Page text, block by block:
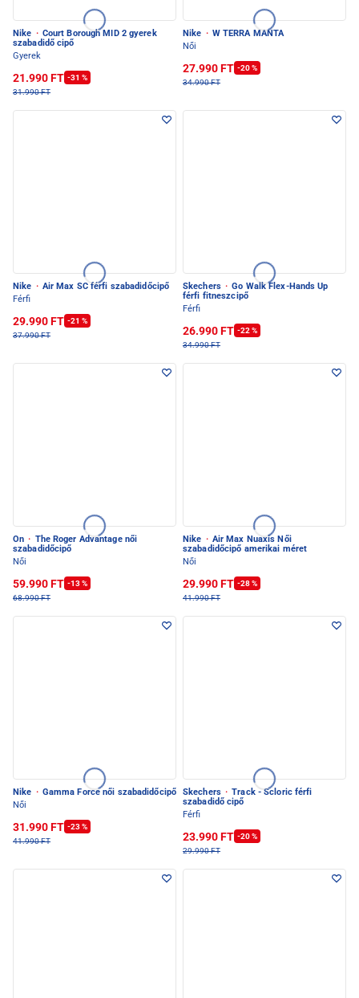
Nike · Court Borough MID 2 gyerek
szabadidő cipő
Gyerek
21.990 FT -31 %
31.990 FT
Nike · W TERRA MANTA
Női
27.990 FT -20 %
34.990 FT
Nike · Air Max SC férfi szabadidőcipő
Férfi
29.990 FT -21 %
37.990 FT
Skechers · Go Walk Flex-Hands Up
férfi fitneszcipő
Férfi
26.990 FT -22 %
34.990 FT
On · The Roger Advantage női
szabadidőcipő
Női
59.990 FT -13 %
68.990 FT
Nike · Air Max Nuaxis Női
szabadidőcipő amerikai méret
Női
29.990 FT -28 %
41.990 FT
Nike · Gamma Force női szabadidőcipő
Női
31.990 FT -23 %
41.990 FT
Skechers · Track - Scloric férfi
szabadidő cipő
Férfi
23.990 FT -20 %
29.990 FT